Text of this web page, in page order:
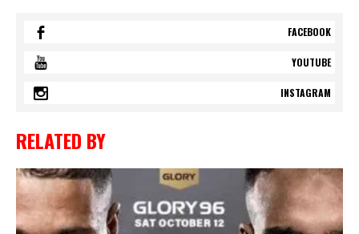
FACEBOOK
YOUTUBE
INSTAGRAM
RELATED BY